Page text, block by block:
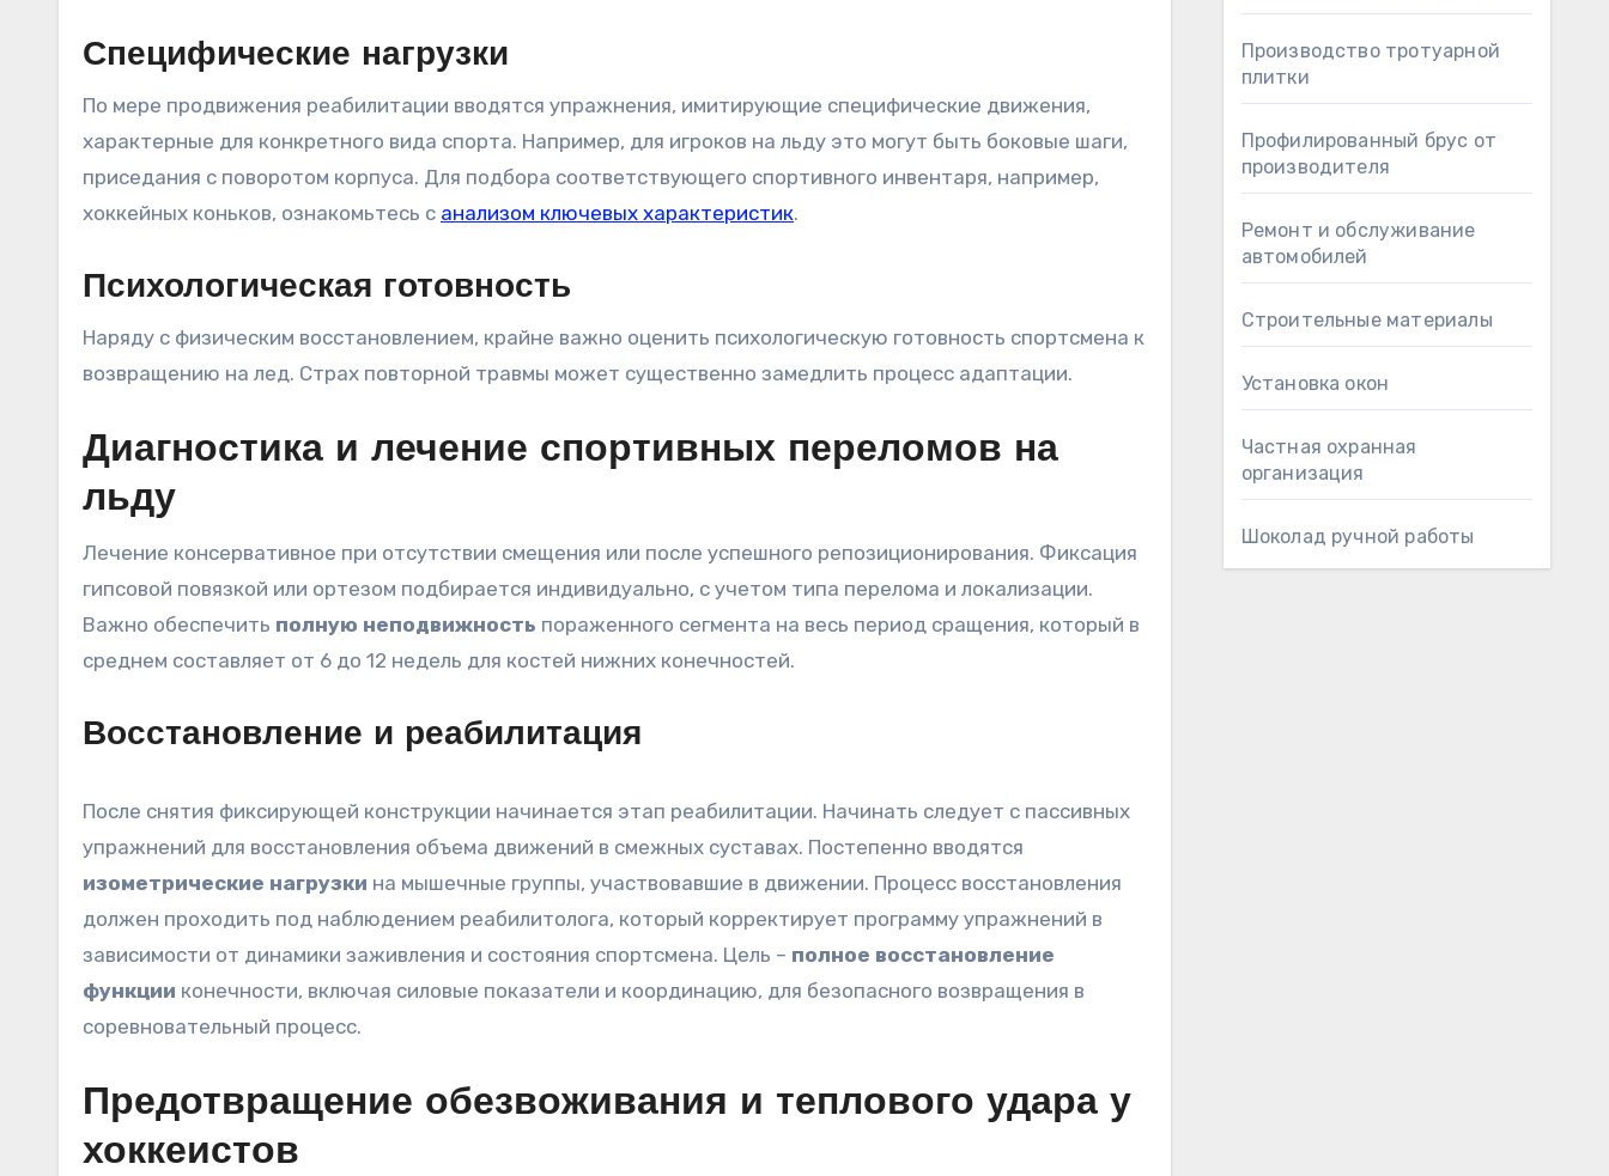
Специфические нагрузки
По мере продвижения реабилитации вводятся упражнения, имитирующие специфические движения,
характерные для конкретного вида спорта. Например, для игроков на льду это могут быть боковые шаги,
приседания с поворотом корпуса. Для подбора соответствующего спортивного инвентаря, например,
хоккейных коньков, ознакомьтесь с анализом ключевых характеристик.
Психологическая готовность
Наряду с физическим восстановлением, крайне важно оценить психологическую готовность спортсмена к
возвращению на лед. Страх повторной травмы может существенно замедлить процесс адаптации.
Диагностика и лечение спортивных переломов на
льду
Лечение консервативное при отсутствии смещения или после успешного репозиционирования. Фиксация
гипсовой повязкой или ортезом подбирается индивидуально, с учетом типа перелома и локализации.
Важно обеспечить полную неподвижность пораженного сегмента на весь период сращения, который в
среднем составляет от 6 до 12 недель для костей нижних конечностей.
Восстановление и реабилитация
После снятия фиксирующей конструкции начинается этап реабилитации. Начинать следует с пассивных
упражнений для восстановления объема движений в смежных суставах. Постепенно вводятся
изометрические нагрузки на мышечные группы, участвовавшие в движении. Процесс восстановления
должен проходить под наблюдением реабилитолога, который корректирует программу упражнений в
зависимости от динамики заживления и состояния спортсмена. Цель – полное восстановление
функции конечности, включая силовые показатели и координацию, для безопасного возвращения в
соревновательный процесс.
Предотвращение обезвоживания и теплового удара у
хоккеистов
Производство тротуарной
плитки
Профилированный брус от
производителя
Ремонт и обслуживание
автомобилей
Строительные материалы
Установка окон
Частная охранная
организация
Шоколад ручной работы